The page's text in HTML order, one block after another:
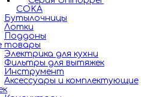
COKA
Бутылочницы
Лотки
Поддоны
товары
Электрика для кухни
Фильтры для вытяжек
Инструмент
Аксессуары и комплектующие